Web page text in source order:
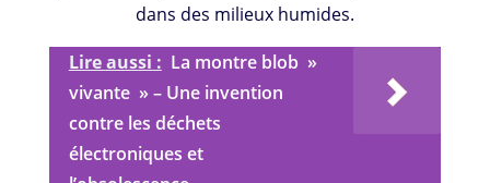
dans des milieux humides.
Lire aussi : La montre blob »
vivante » – Une invention
contre les déchets
électroniques et